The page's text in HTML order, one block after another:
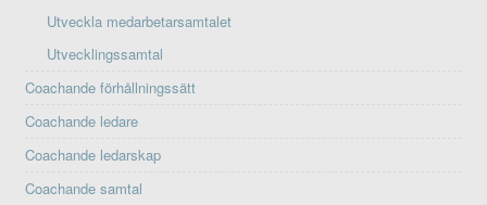
Utveckla medarbetarsamtalet
Utvecklingssamtal
Coachande förhållningssätt
Coachande ledare
Coachande ledarskap
Coachande samtal